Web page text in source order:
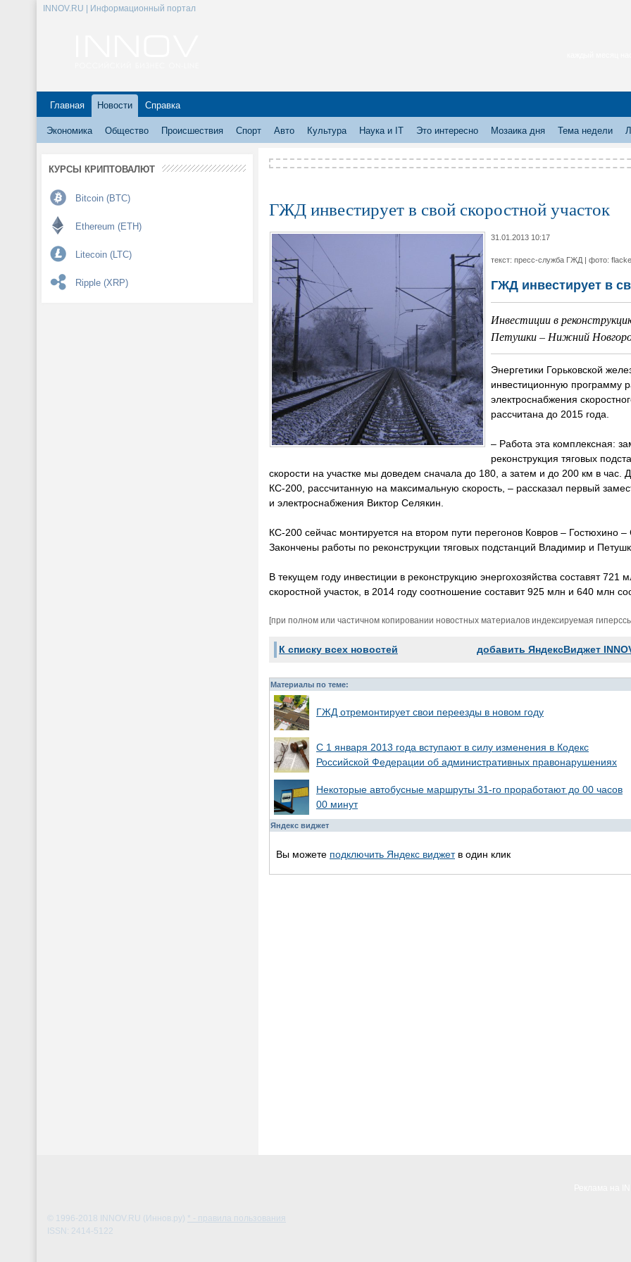
INNOV.RU | Информационный портал
Главная Новости Справка
Экономика Общество Происшествия Спорт Авто Культура Наука и IT Это интересно Мозаика дня Тема недели
КУРСЫ КРИПТОВАЛЮТ
Bitcoin (BTC)
Ethereum (ETH)
Litecoin (LTC)
Ripple (XRP)
ГЖД инвестирует в свой скоростной участок
31.01.2013 10:17
текст: пресс-служба ГЖД | фото:
ГЖД инвестирует в
Инвестиции в
Петушки – Нижний
Энергетики Горьковской
инвестиционную программу
электроснабжения
рассчитана до 2015 года.
– Работа эта комплексная:
реконструкция тяговых
скорости на участке мы доведем сначала до 180, а затем и до 200 км в час.
КС-200, рассчитанную на максимальную скорость, – рассказал первый
и электроснабжения Виктор Селякин.
КС-200 сейчас монтируется на втором пути перегонов Ковров – Гостюхино
Закончены работы по реконструкции тяговых подстанций Владимир и
В текущем году инвестиции в реконструкцию энергохозяйства составят
скоростной участок, в 2014 году соотношение составит 925 млн и 640 млн
[при полном или частичном копировании новостных материалов индексируемая
К списку всех новостей добавить ЯндексВиджет
Материалы по теме:
ГЖД отремонтирует свои переезды в новом году
С 1 января 2013 года вступают в силу изменения в Кодекс
Российской Федерации об административных правонарушениях
Некоторые автобусные маршруты 31-го проработают до 00 часов
00 минут
Яндекс виджет
Вы можете подключить Яндекс виджетв один клик
© 1996-2018 INNOV.RU (Иннов.ру) * - правила пользования
ISSN: 2414-5122